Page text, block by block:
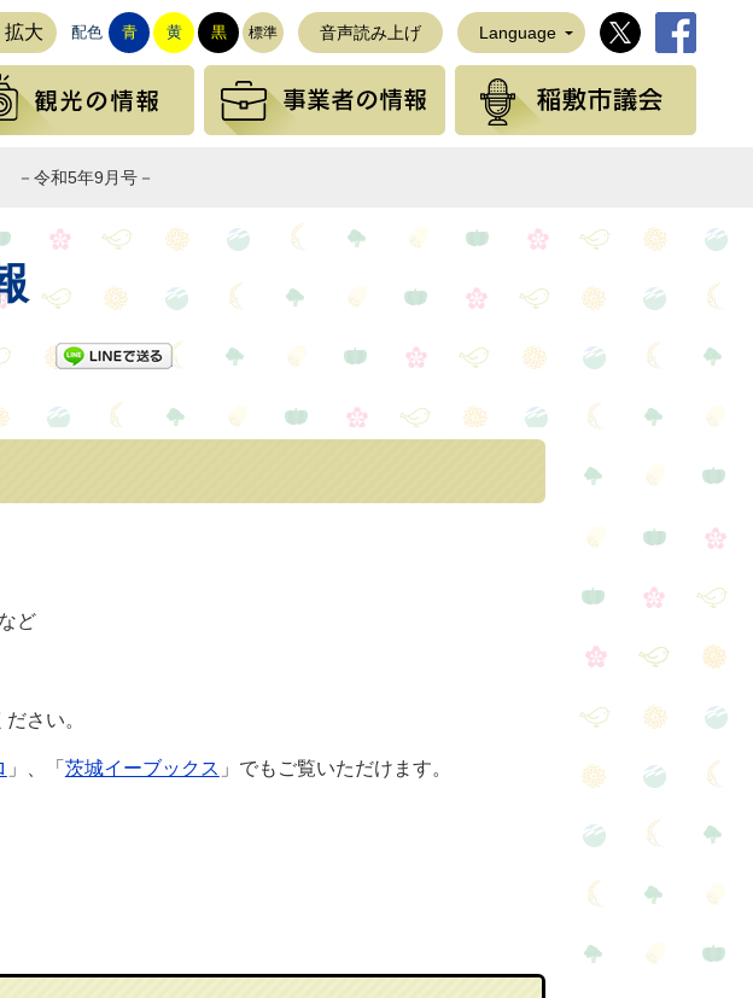
拡大 配色 青 黄 黒 標準 音声読み上げ Language 稲敷市公式
情報 観光の情報 事業者の情報
令和5年9月号－
LINEで送る
ど
さい。
」、「 茨城イーブックス 」でもご覧いただけます。